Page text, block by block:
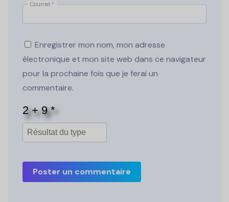
Courriel *
Enregistrer mon nom, mon adresse
électronique et mon site web dans ce navigateur
pour la prochaine fois que je ferai un
commentaire.
Poster un commentaire